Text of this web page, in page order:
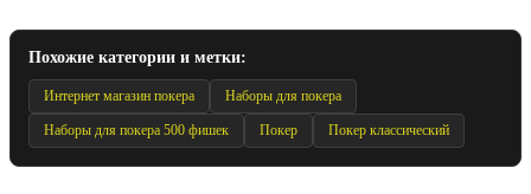
Похожие категории и метки:
Интернет магазин покера Наборы для покера
Наборы для покера 500 фишек Покер Покер классический